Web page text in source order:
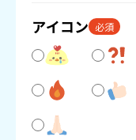
アイコン 必須